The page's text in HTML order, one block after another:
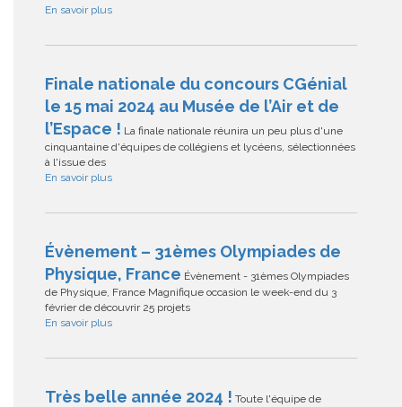
En savoir plus
Finale nationale du concours CGénial
le 15 mai 2024 au Musée de l’Air et de
l’Espace ! La finale nationale réunira un peu plus d'une
cinquantaine d'équipes de collégiens et lycéens, sélectionnées
à l'issue des
En savoir plus
Évènement – 31èmes Olympiades de
Physique, France Évènement - 31èmes Olympiades
de Physique, France Magnifique occasion le week-end du 3
février de découvrir 25 projets
En savoir plus
Très belle année 2024 ! Toute l'équipe de